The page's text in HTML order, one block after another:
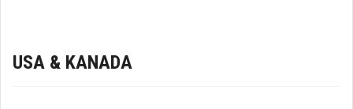
USA & KANADA